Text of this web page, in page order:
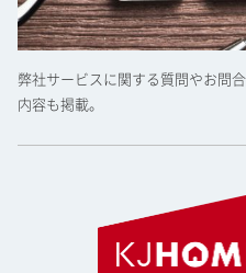
弊社サービスに関する質問やお問
内容も掲載。